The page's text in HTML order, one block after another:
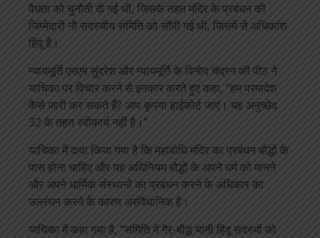
वैधता को चुनौती दी गई थी, जिसके तहत मंदिर के प्रबंधन की
जिम्मेदारी नौ सदस्यीय समिति को सौंपी गई थी, जिसमें से अधिकांश
हिंदू हैं।
न्यायमूर्ति एमएम सुंदरेश और न्यायमूर्ति के विनोद चंद्रन की पीठ ने
याचिका पर विचार करने से इनकार करते हुए कहा, “हम परमादेश
कैसे जारी कर सकते हैं? आप कृपया हाईकोर्ट जाएं। यह अनुच्छेद
32 के तहत स्वीकार्य नहीं है।”
याचिका में दावा किया गया है कि महाबोधि मंदिर का प्रबंधन बौद्धों के
पास होना चाहिए और यह अधिनियम बौद्धों के अपने धर्म को मानने
और अपने धार्मिक संस्थानों का प्रबंधन करने के अधिकार का
उल्लंघन करने के कारण असंवैधानिक है।
याचिका में कहा गया है, “समिति में गैर-बौद्ध यानी हिंदू सदस्यों को